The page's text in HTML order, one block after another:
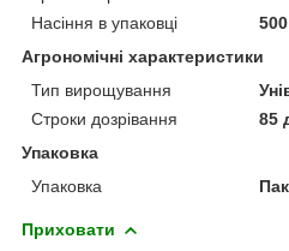
Насіння в упаковці
Агрономічні характеристики
Тип вирощування
Строки дозрівання
85
Упаковка
Упаковка
Приховати